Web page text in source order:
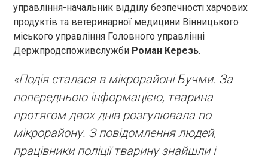
управління-начальник відділу безпечності харчових
продуктів та ветеринарної медицини Вінницького
міського управління Головного управлінні
Держпродспоживслужби Роман Керезь.
«Подія сталася в мікрорайоні Бучми. За
попередньою інформацією, тварина
протягом двох днів розгулювала по
мікрорайону. З повідомлення людей,
працівники поліції тварину знайшли і